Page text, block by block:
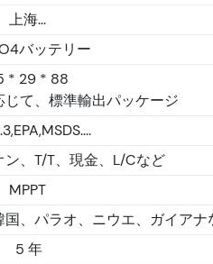
上海...
バッテリー
* 29 * 88
て、標準輸出パッケージ
ン、T/T、現金、L/Cなど
MPPT
、パラオ、ニウエ、ガイアナ
5 年